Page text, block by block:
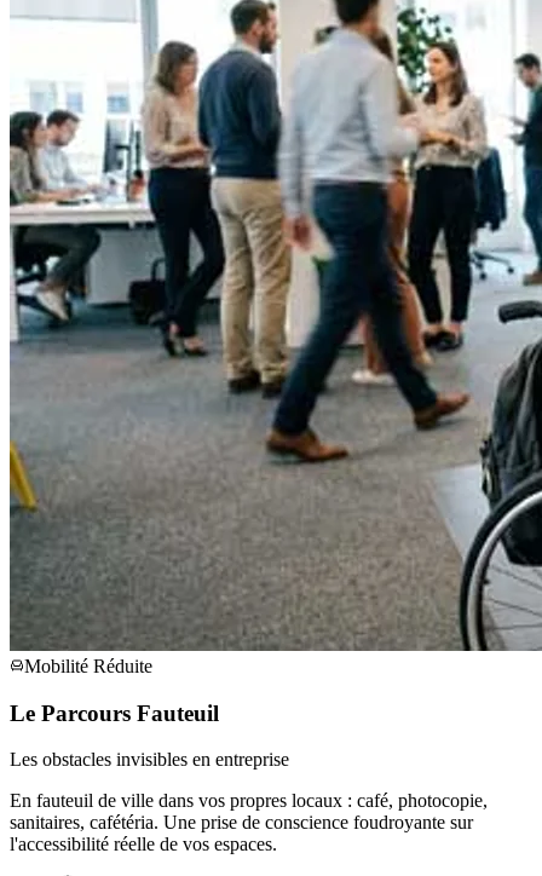
Mobilité Réduite
Le Parcours Fauteuil
Les obstacles invisibles en entreprise
En fauteuil de ville dans vos propres locaux : café, photocopie,
sanitaires, cafétéria. Une prise de conscience foudroyante sur
l'accessibilité réelle de vos espaces.